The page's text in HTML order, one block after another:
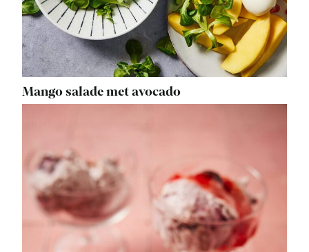
Mango salade met avocado